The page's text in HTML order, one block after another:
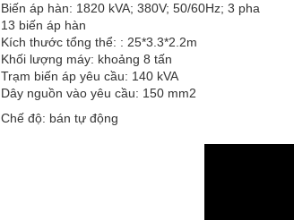
Biến áp hàn: 1820 kVA; 380V; 50/60Hz; 3 pha
13 biến áp hàn
Kích thước tổng thể: : 25*3.3*2.2m
Khối lượng máy: khoảng 8 tấn
Trạm biến áp yêu cầu: 140 kVA
Dây nguồn vào yêu cầu: 150 mm2
Chế độ: bán tự động